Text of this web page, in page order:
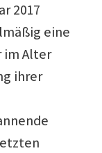
2017
eine
im Alter
ihrer